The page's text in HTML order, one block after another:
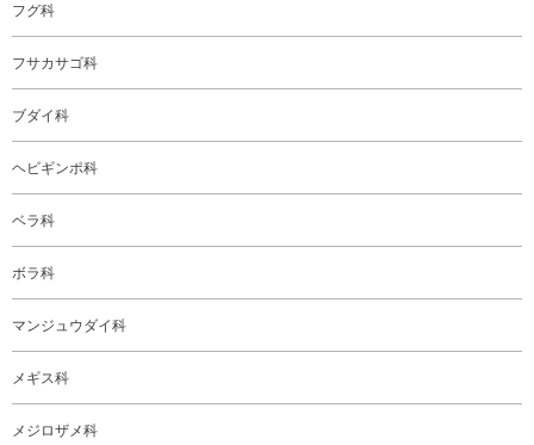
フグ科
フサカサゴ科
ブダイ科
ヘビギンポ科
ベラ科
ボラ科
マンジュウダイ科
メギス科
メジロザメ科